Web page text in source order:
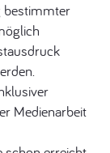
bestimmter
Medienarbeit